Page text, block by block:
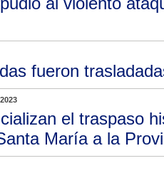
fueron
el traspaso
María a la